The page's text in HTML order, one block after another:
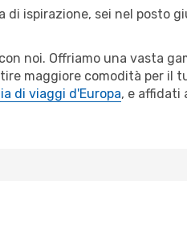
ispirazione, sei nel posto
noi. Offriamo una vasta
maggiore comodità per il
di viaggi d'Europa, e affidati